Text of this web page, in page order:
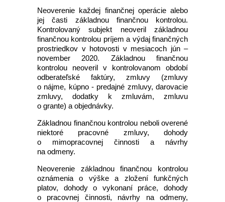
Neoverenie každej finančnej operácie alebo
jej časti základnou finančnou kontrolou.
Kontrolovaný subjekt neoveril základnou
finančnou kontrolou príjem a výdaj finančných
prostriedkov v hotovosti v mesiacoch jún –
november 2020. Základnou finančnou
kontrolou neoveril v kontrolovanom období
odberateľské faktúry, zmluvy (zmluvy
o nájme, kúpno - predajné zmluvy, darovacie
zmluvy, dodatky k zmluvám, zmluvu
o grante) a objednávky.
Základnou finančnou kontrolou neboli overené
niektoré pracovné zmluvy, dohody
o mimopracovnej činnosti a návrhy
na odmeny.
Neoverenie základnou finančnou kontrolou
oznámenia o výške a zložení funkčných
platov, dohody o vykonaní práce, dohody
o pracovnej činnosti, návrhy na odmeny,